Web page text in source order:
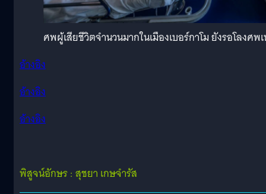
ศพผู้เสียชีวิตจำนวนมากในเมืองเบอร์กาโม ยังรอโลงศพ
อ้างอิง
อ้างอิง
อ้างอิง
พิสูจน์อักษร : สุชยา เกษจำรัส